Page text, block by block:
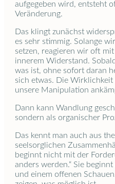
aufgegeben wird, entsteht
Veränderung.
Das klingt zunächst
es sehr stimmig. Solange
setzen, reagieren wir oft
innerem Widerstand.
was ist, ohne sofort daran
sich etwas. Die Wirklichkeit
unsere Manipulation
Dann kann Wandlung
sondern als organischer
Das kennt man auch aus
seelsorglichen
beginnt nicht mit der
anders werden.“ Sie
und einem offenen